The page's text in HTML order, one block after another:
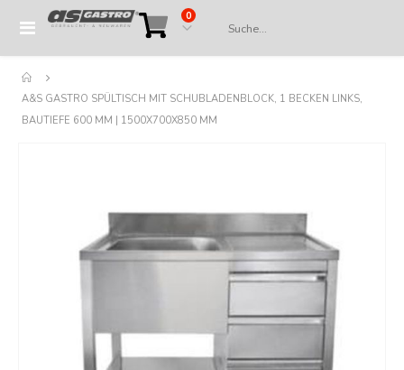
Navigation
Cart
0Artikel
A&S GASTRO SPÜLTISCH MIT SCHUBLADENBLOCK, 1 BECKEN LINKS,
BAUTIEFE 600 MM | 1500X700X850 MM